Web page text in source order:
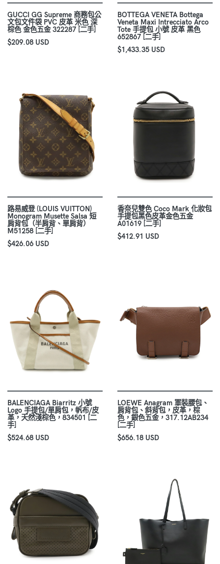
GUCCI GG Supreme 商務包公
文包文件袋 PVC 皮革 米色 深
棕色 金色五金 322287 [二手]
$209.08 USD
BOTTEGA VENETA Bottega
Veneta Maxi Intrecciato Arco
Tote 手提包 小號 皮革 黑色
652867 [二手]
$1,433.35 USD
路易威登 (LOUIS VUITTON)
Monogram Musette Salsa 短
肩背包（半肩背、單肩背）
M51258 [二手]
$426.06 USD
香奈兒雙色 Coco Mark 化妝包
手提包黑色皮革金色五金
A01619 [二手]
$412.91 USD
BALENCIAGA Biarritz 小號
Logo 手提包/單肩包，帆布/皮
革，天然淺棕色，834501 [二
手]
$524.68 USD
LOEWE Anagram 軍裝腰包、
肩背包、斜背包，皮革，棕
色，銀色五金，317.12AB234
[二手]
$656.18 USD